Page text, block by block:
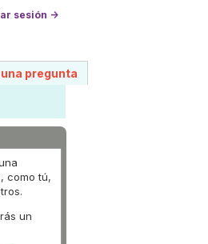
sesión →
pregunta
, como tú,
un